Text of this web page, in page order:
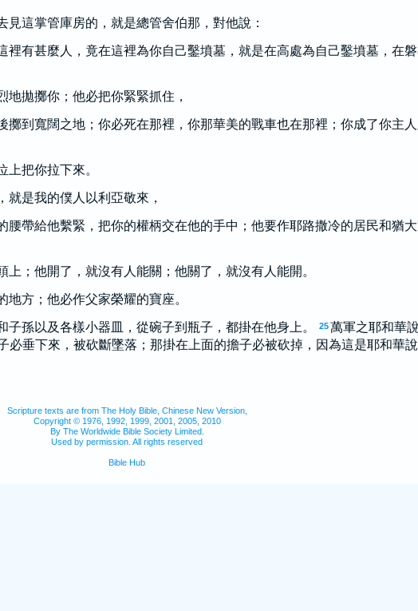
見這掌管庫房的，就是總管舍伯那，對他說：
裡有甚麼人，竟在這裡為你自己鑿墳墓，就是在高處為自己鑿墳墓，在
拋擲你；他必把你緊緊抓住，
擲到寬闊之地；你必死在那裡，你那華美的戰車也在那裡；你成了你主人
把你拉下來。
就是我的僕人以利亞敬來，
腰帶給他繫緊，把你的權柄交在他的手中；他要作耶路撒冷的居民和猶
；他開了，就沒有人能關；他關了，就沒有人能開。
方；他必作父家榮耀的寶座。
孫以及各樣小器皿，從碗子到瓶子，都掛在他身上。 25 萬軍之耶和華說
必垂下來，被砍斷墜落；那掛在上面的擔子必被砍掉，因為這是耶和華說
Scripture texts are from The Holy Bible, Chinese New Version,
Copyright © 1976, 1992, 1999, 2001, 2005, 2010
By The Worldwide Bible Society Limited.
Used by permission. All rights reserved
Bible Hub